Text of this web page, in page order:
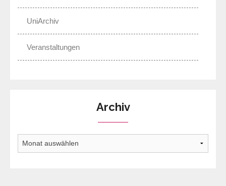
UniArchiv
Veranstaltungen
Archiv
Archiv